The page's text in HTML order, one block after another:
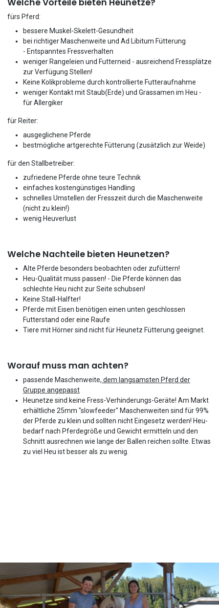
fürs Pferd:​​​
bessere Muskel-Skelett-Gesundheit
bei richtiger Maschenweite und Ad Libitum Fütterung
- Entspanntes Fressverhalten
weniger Rangeleien und Futterneid - ausreichend Fressplätze
zur Verfügung Stellen!
Keine Kolikprobleme durch kontrollierte Futteraufnahme
weniger Kontakt mit Staub(Erde) und Grassamen im Heu -
für Allergiker
für Reiter:
ausgeglichene Pferde
bestmögliche artgerechte Fütterung (zusätzlich zur Weide)
für den Stallbetreiber:
zufriedene Pferde ohne teure Technik
einfaches kostengünstiges Handling
schnelles Umstellen der Fresszeit durch die Maschenweite
(nicht zu klein!)
wenig Heuverlust
Welche Nachteile bieten Heunetzen?
Alte Pferde besonders beobachten oder zufüttern!
Heu-Qualität muss passen! - Die Pferde können das
schlechte Heu nicht zur Seite schubsen!
Keine Stall-Halfter!
Pferde mit Eisen benötigen einen unten geschlossen
Futterstand oder eine Raufe
Tiere mit Hörner sind nicht für Heunetz Fütterung geeignet.
Worauf muss man achten?
passende Maschenweite, dem langsamsten Pferd der
Gruppe angepasst
Heunetze sind keine Fress-Verhinderungs-Geräte! Am Markt
erhältliche 25mm "slowfeeder" Maschenweiten sind für 99%
der Pferde zu klein und sollten nicht Eingesetz werden! Heu-
bedarf nach Pferdegröße und Gewicht ermitteln und den
Schnitt ausrechnen wie lange der Ballen reichen sollte. Etwas
zu viel Heu ist besser als zu wenig.